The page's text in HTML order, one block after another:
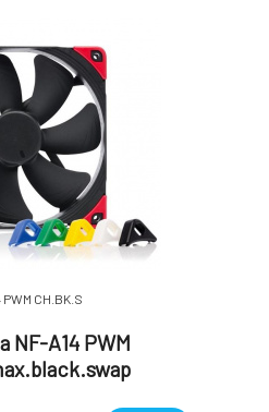
CH.BK.S
NF-A14 PWM